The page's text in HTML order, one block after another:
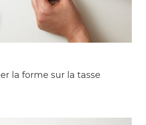
la forme sur la tasse